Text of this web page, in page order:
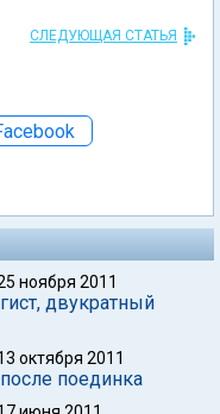
СЛЕДУЮЩАЯ СТАТЬЯ
ноября 2011
двукратный
октября 2011
поединка